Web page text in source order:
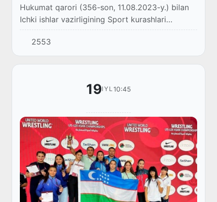
Hukumat qarori (356-son, 11.08.2023-y.) bilan
Ichki ishlar vazirligining Sport kurashlari
boʻyicha ixtisoslashtirilgan olimpiya zaxiralari
maktabiga oʻquvchi-sportchilarni qabul qi...
2553
19IYL10:45